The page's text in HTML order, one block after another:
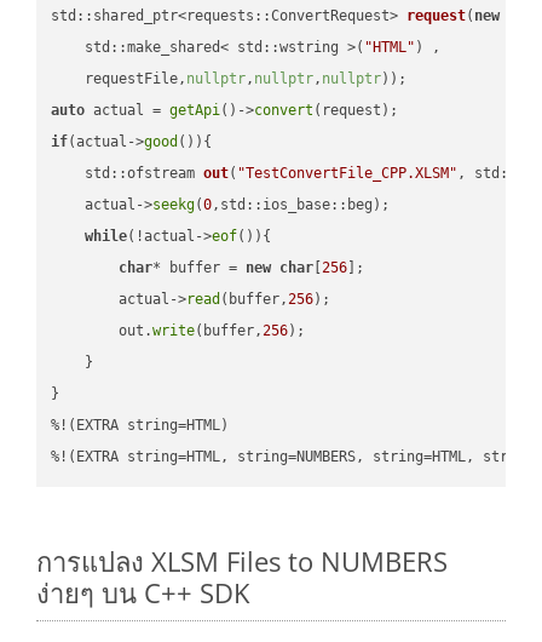
std::shared_ptr<requests::ConvertRequest> request( new
    std::make_shared< std::wstring >(
"HTML" ) ,
    requestFile,
nullptr, nullptr, nullptr))
auto actual = getApi()->convert
if(actual->good ()){
std::ofstream out( "TestConvertFile_CPP.XLSM" ,
    actual->
seekg(0,std::ios_base::beg);
while(!actual->eof()){
char* buffer = new char [256 ];
        actual->
read (buffer,256);
        out.
write(buffer,256);
    }
}
%!(EXTRA string=HTML)
%!(EXTRA string=HTML, string=NUMBERS, string=HTML,
การแปลง XLSM Files to NUMBERS
ง่ายๆ บน C++ SDK